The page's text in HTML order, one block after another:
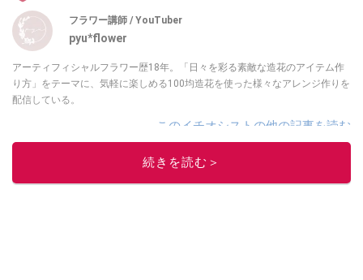
フラワー講師 / YouTuber
pyu*flower
アーティフィシャルフラワー歴18年。「日々を彩る素敵な造花のアイテム作
り方」をテーマに、気軽に楽しめる100均造花を使った様々なアレンジ作りを
配信している。
このイチオシストの他の記事を読む
続きを読む＞